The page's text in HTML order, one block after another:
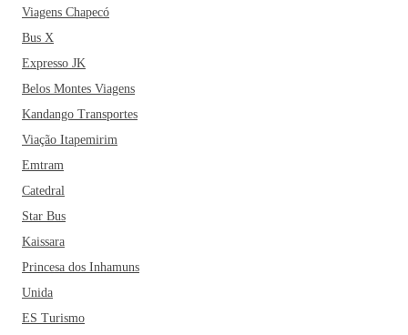
Viagens Chapecó
Bus X
Expresso JK
Belos Montes Viagens
Kandango Transportes
Viação Itapemirim
Emtram
Catedral
Star Bus
Kaissara
Princesa dos Inhamuns
Unida
ES Turismo